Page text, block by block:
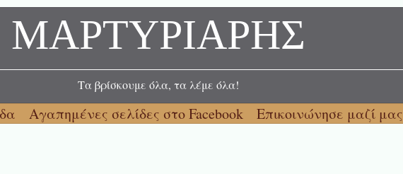
ΜΑΡΤΥΡΙΑΡΗΣ
Τα βρίσκουμε όλα, τα λέμε όλα!
Αγαπημένες σελίδες στο Facebook Επικοινώνησε μαζί μας